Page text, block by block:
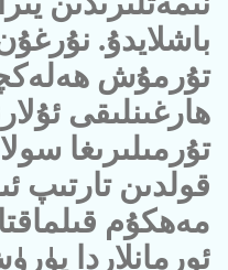
باشلايدۇ.
تۇرمۇش
ھارغىنلىقى
تۇرمىلىرىغا
قولدىن تارتىپ
مەھكۇم
ئورمانلاردا